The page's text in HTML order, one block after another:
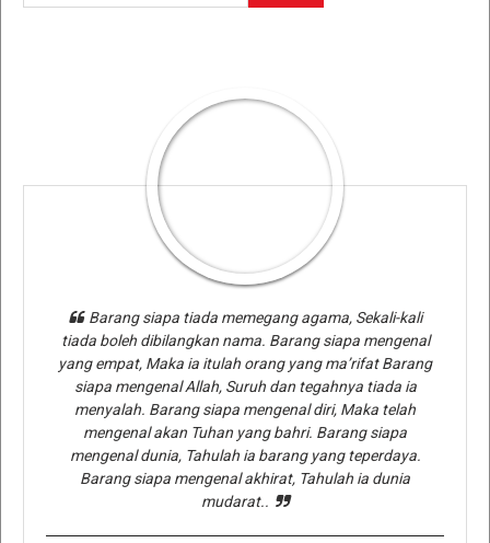
Barang siapa tiada memegang agama, Sekali-kali
tiada boleh dibilangkan nama. Barang siapa mengenal
yang empat, Maka ia itulah orang yang ma’rifat Barang
siapa mengenal Allah, Suruh dan tegahnya tiada ia
menyalah. Barang siapa mengenal diri, Maka telah
mengenal akan Tuhan yang bahri. Barang siapa
mengenal dunia, Tahulah ia barang yang teperdaya.
Barang siapa mengenal akhirat, Tahulah ia dunia
mudarat..